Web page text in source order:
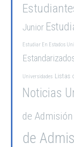
Junior
Estudiar En Estados
Universidades Listas
Noticias
de Admisión
de